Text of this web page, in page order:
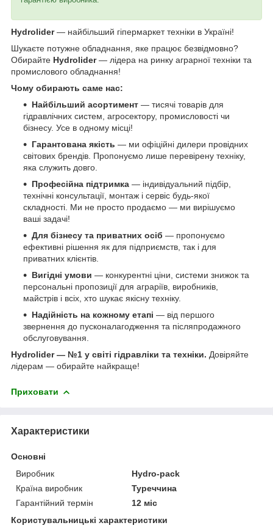
Hydrolider— найбільший гіпермаркет техніки в Україні!
Шукаєте потужне обладнання, яке працює безвідмовно?
Обирайте Hydrolider— лідера на ринку аграрної техніки та
промислового обладнання!
Чому обирають саме нас:
Найбільший асортимент — тисячі товарів для
гідравлічних систем, агросектору, промисловості чи
бізнесу. Усе в одному місці!
Гарантована якість — ми офіційні дилери провідних
світових брендів. Пропонуємо лише перевірену техніку,
яка служить довго.
Професійна підтримка — індивідуальний підбір,
технічні консультації, монтаж і сервіс будь-якої
складності. Ми не просто продаємо — ми вирішуємо
ваші задачі!
Для бізнесу та приватних осіб — пропонуємо
ефективні рішення як для підприємств, так і для
приватних клієнтів.
Вигідні умови — конкурентні ціни, системи знижок та
персональні пропозиції для аграріїв, виробників,
майстрів і всіх, хто шукає якісну техніку.
Надійність на кожному етапі — від першого
звернення до пусконалагодження та післяпродажного
обслуговування.
Hydrolider — №1 у світі гідравліки та техніки. Довіряйте
лідерам — обирайте найкраще!
Приховати
Характеристики
Основні
Виробник
Hydro-pack
Країна виробник
Туреччина
Гарантійний термін
12 міс
Користувальницькі характеристики